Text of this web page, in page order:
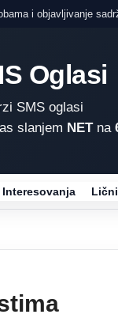
i objavljivanje
Oglasi
SMS oglasi
slanjem NETna
Interesovanja